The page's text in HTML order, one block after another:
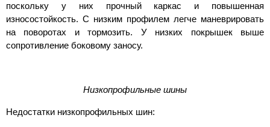
поскольку у них прочный каркас и повышенная
износостойкость. С низким профилем легче маневрировать
на поворотах и тормозить. У низких покрышек выше
сопротивление боковому заносу.
Низкопрофильные шины
Недостатки низкопрофильных шин: